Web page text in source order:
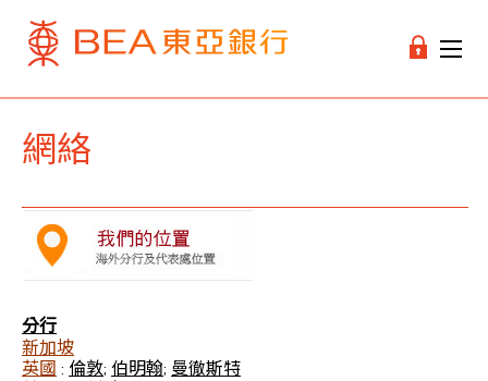
網絡
分行
新加坡
英國 : 倫敦; 伯明翰; 曼徹斯特